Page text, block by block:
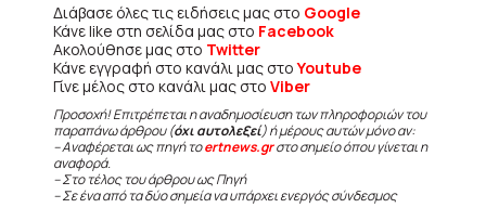
Διάβασε όλες τις ειδήσεις μας στο Google
Κάνε like στη σελίδα μας στο Facebook
Ακολούθησε μας στο Twitter
Κάνε εγγραφή στο κανάλι μας στοYoutube
Γίνε μέλος στο κανάλι μας στο Viber
Προσοχή! Επιτρέπεται η αναδημοσίευση των πληροφοριών του
παραπάνω άρθρου (όχι αυτολεξεί) ή μέρους αυτών μόνο αν:
– Αναφέρεται ως πηγή τοertnews.grστο σημείο όπου γίνεται η
αναφορά.
– Στο τέλος του άρθρου ως Πηγή
– Σε ένα από τα δύο σημεία να υπάρχει ενεργός σύνδεσμος